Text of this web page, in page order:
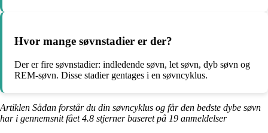
Hvor mange søvnstadier er der?
Der er fire søvnstadier: indledende søvn, let søvn, dyb søvn og
REM-søvn. Disse stadier gentages i en søvncyklus.
Artiklen Sådan forstår du din søvncyklus og får den bedste dybe søvn
har i gennemsnit fået4.8 stjerner baseret på 19 anmeldelser